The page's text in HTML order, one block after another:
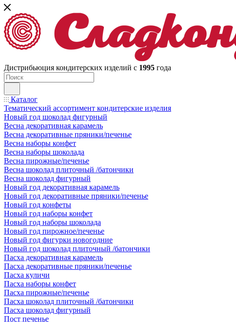
Дистрибьюция кондитерских изделий с 1995 года
Каталог
Тематический ассортимент кондитерские изделия
Новый год шоколад фигурный
Весна декоративная карамель
Весна декоративные пряники/печенье
Весна наборы конфет
Весна наборы шоколада
Весна пирожные/печенье
Весна шоколад плиточный /батончики
Весна шоколад фигурный
Новый год декоративная карамель
Новый год декоративные пряники/печенье
Новый год конфеты
Новый год наборы конфет
Новый год наборы шоколада
Новый год пирожное/печенье
Новый год фигурки новогодние
Новый год шоколад плиточный /батончики
Пасха декоративная карамель
Пасха декоративные пряники/печенье
Пасха куличи
Пасха наборы конфет
Пасха пирожные/печенье
Пасха шоколад плиточный /батончики
Пасха шоколад фигурный
Пост печенье